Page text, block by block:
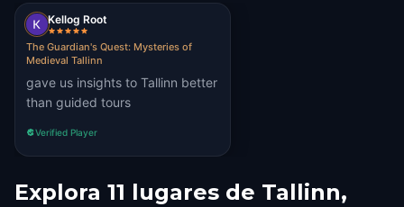
Kellog Root
The Guardian's Quest: Mysteries of
Medieval Tallinn
gave us insights to Tallinn better
than guided tours
Verified Player
Explora 11 lugares de Tallinn,